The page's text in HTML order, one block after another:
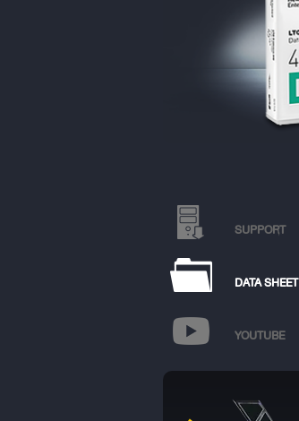
SUPPORT
DATA SHEET
YOUTUBE